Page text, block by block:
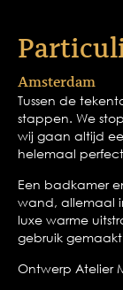
Amsterdam
Tussen de
stappen. We
wij gaan altijd
helemaal perfect
Een badkamer
wand, allemaal
luxe warme
gebruik
Ontwerp Atelier